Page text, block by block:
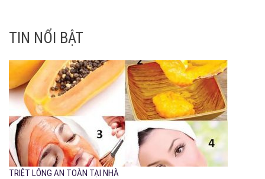
TIN NỔI BẬT
TRIỆT LÔNG AN TOÀN TẠI NHÀ